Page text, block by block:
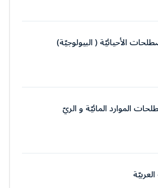
الأحيائيّة ( البيولوجيّة)
الموارد المائيّة و الريّ